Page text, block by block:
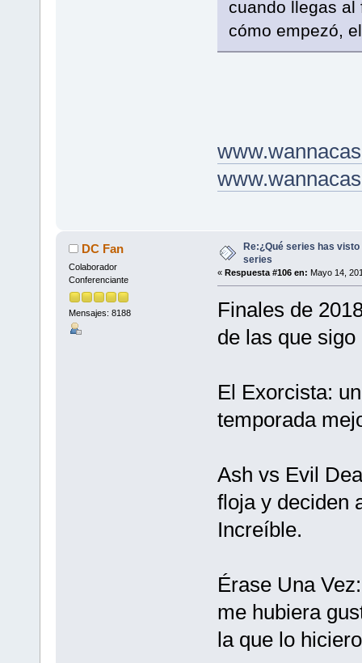
cuando llegas al
cómo empezó,
DC Fan
Colaborador
Conferenciante
Mensajes: 8188
Re:¿Qué series has
series
« Respuesta #106 en: Mayo 14,
Finales de
de las que
El Exorcista:
temporada
Ash vs Evil
floja y deciden
Increíble.
Érase Una
me hubiera
la que lo